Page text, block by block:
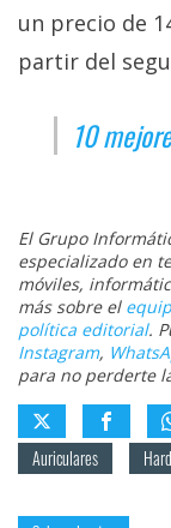
un precio de
partir del
10
El Grupo
especializado en
móviles,
más sobre el
política editorial.
Instagram,
para no perderte
Auriculares